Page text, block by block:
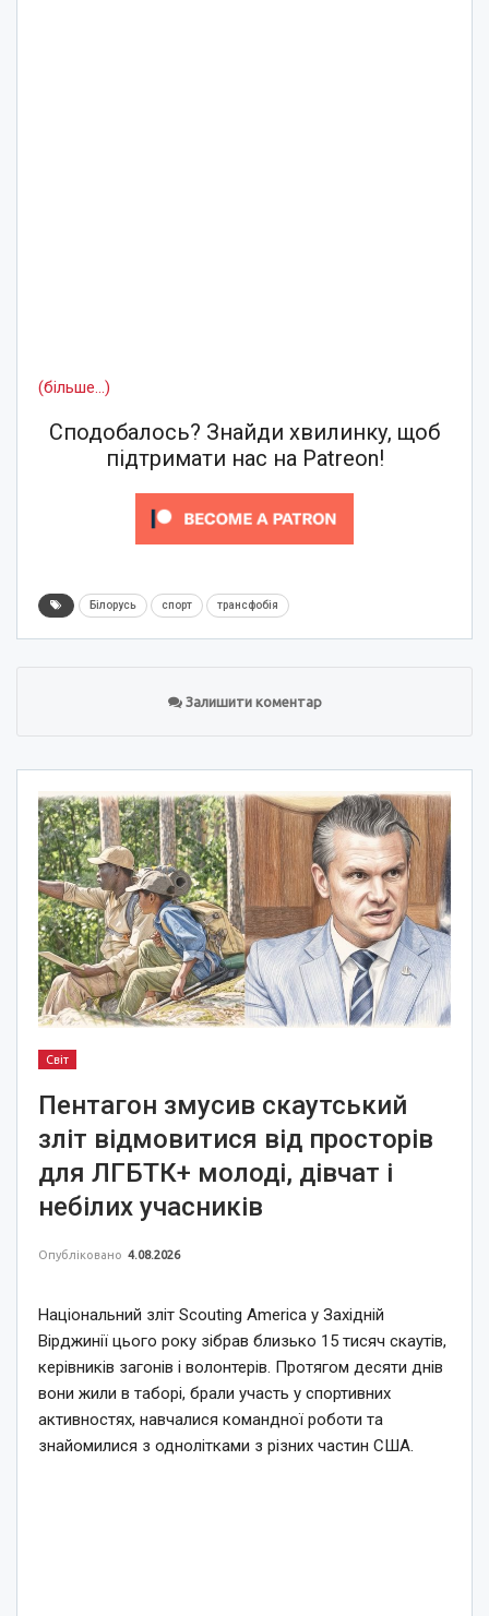
(більше…)
Сподобалось? Знайди хвилинку, щоб
підтримати нас на Patreon!
Білорусь спорт трансфобія
Залишити коментар
Світ
Пентагон змусив скаутський
зліт відмовитися від просторів
для ЛГБТК+ молоді, дівчат і
небілих учасників
Опубліковано 4.08.2026
Національний зліт Scouting America у Західній
Вірджинії цього року зібрав близько 15 тисяч скаутів,
керівників загонів і волонтерів. Протягом десяти днів
вони жили в таборі, брали участь у спортивних
активностях, навчалися командної роботи та
знайомилися з однолітками з різних частин США.